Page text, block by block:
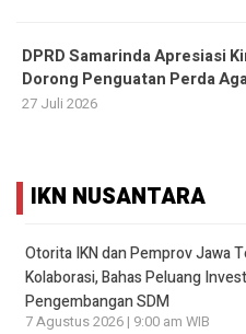
DPRD Samarinda Apresiasi
Dorong Penguatan Perda
27 Juli 2026
IKN NUSANTARA
Otorita IKN dan Pemprov Jawa
Kolaborasi, Bahas Peluang
Pengembangan SDM
7 Agustus 2026 | 9:00 am WIB